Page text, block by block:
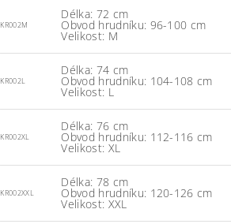
KR002M
Délka: 72 cm
Obvod hrudníku: 96-100 cm
Velikost: M
KR002L
Délka: 74 cm
Obvod hrudníku: 104-108 cm
Velikost: L
KR002XL
Délka: 76 cm
Obvod hrudníku: 112-116 cm
Velikost: XL
KR002XXL
Délka: 78 cm
Obvod hrudníku: 120-126 cm
Velikost: XXL